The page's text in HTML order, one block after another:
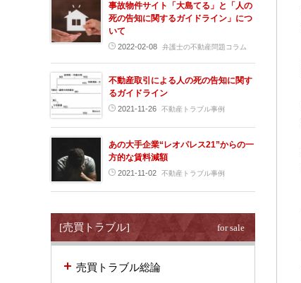
事故物件サイト「大島てる」と「人の
死の告知に関するガイドライン」につ
いて
2022-02-08 弁護士の不動産問題コラム
不動産取引による人の死の告知に関す
るガイドライン
2021-11-26 不動産トラブル事例
あの大手企業“レオパレス21”からの一
方的な賃料減額
2021-11-02 不動産トラブル事例
[売買トラブル] for sale
売買トラブル総論